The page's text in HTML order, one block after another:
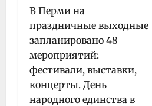
В Перми на
праздничные выходные
запланировано 48
мероприятий:
фестивали, выставки,
концерты. День
народного единства в